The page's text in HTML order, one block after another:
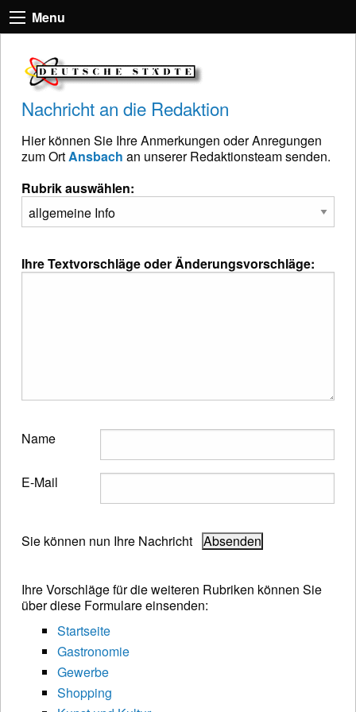
Menu
Nachricht an die Redaktion
Hier können Sie Ihre Anmerkungen oder Anregungen
zum OrtAnsbach an unserer Redaktionsteam senden.
Rubrik auswählen:
Ihre Textvorschläge oder Änderungsvorschläge:
Name
E-Mail
Sie können nun Ihre Nachricht
Ihre Vorschläge für die weiteren Rubriken können Sie
über diese Formulare einsenden:
Startseite
Gastronomie
Gewerbe
Shopping